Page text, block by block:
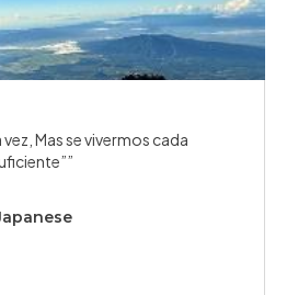
Mas se vivermos cada